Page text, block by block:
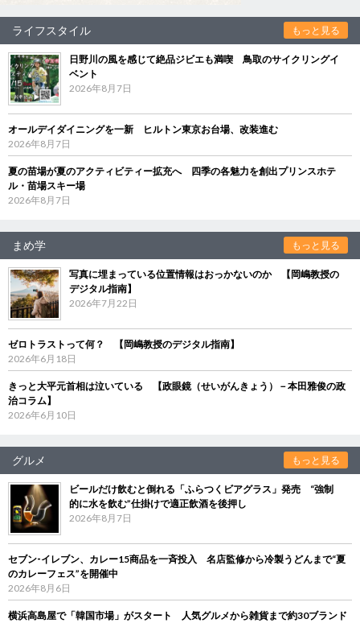
ライフスタイル もっと見る
日野川の風を感じて絶品ジビエも満喫 鳥取のサイクリングイ
ベント
2026年8月7日
オールデイダイニングを一新 ヒルトン東京お台場、改装進む
2026年8月7日
夏の苗場が夏のアクティビティー拡充へ 四季の各魅力を創出プリンスホテ
ル・苗場スキー場
2026年8月7日
まめ学 もっと見る
写真に埋まっている位置情報はおっかないのか 【岡嶋教授の
デジタル指南】
2026年7月22日
ゼロトラストって何？ 【岡嶋教授のデジタル指南】
2026年6月18日
きっと大平元首相は泣いている 【政眼鏡（せいがんきょう）－本田雅俊の政
治コラム】
2026年6月10日
グルメ もっと見る
ビールだけ飲むと倒れる「ふらつくビアグラス」発売 “強制
的に水を飲む”仕掛けで適正飲酒を後押し
2026年8月7日
セブン‐イレブン、カレー15商品を一斉投入 名店監修から冷製うどんまで“夏
のカレーフェス”を開催中
2026年8月6日
横浜高島屋で「韓国市場」がスタート 人気グルメから雑貨まで約30ブランド